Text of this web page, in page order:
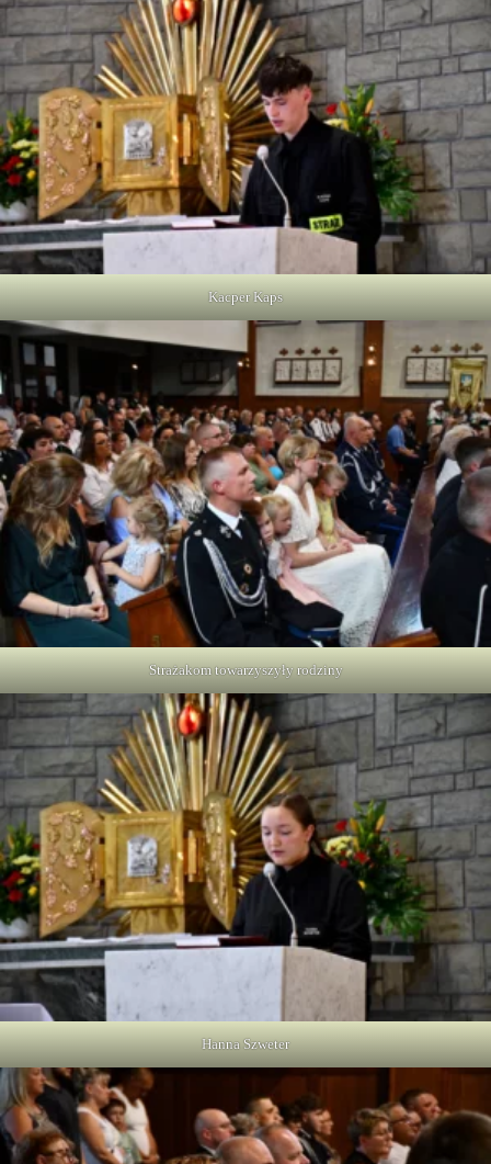
Kacper Kaps
Strażakom towarzyszyły rodziny
Hanna Szweter